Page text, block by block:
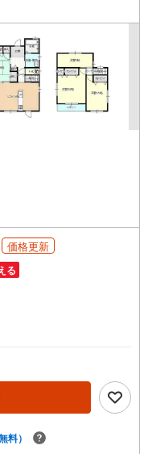
価格更新
る
料）